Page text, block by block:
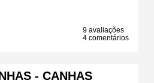
9 avaliações
4 comentários
- CANHAS